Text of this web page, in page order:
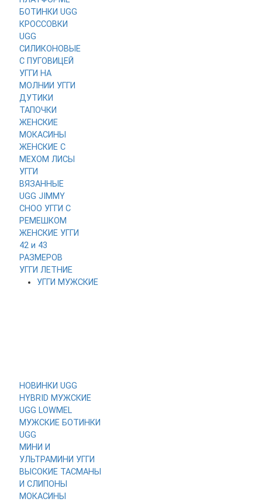
БОТИНКИ UGG
КРОССОВКИ
UGG
СИЛИКОНОВЫЕ
С ПУГОВИЦЕЙ
УГГИ НА
МОЛНИИ УГГИ
ДУТИКИ
ТАПОЧКИ
ЖЕНСКИЕ
МОКАСИНЫ
ЖЕНСКИЕ С
МЕХОМ ЛИСЫ
УГГИ
ВЯЗАННЫЕ
UGG JIMMY
CHOO УГГИ С
РЕМЕШКОМ
ЖЕНСКИЕ УГГИ
42 и 43
РАЗМЕРОВ
УГГИ ЛЕТНИЕ
УГГИ МУЖСКИЕ
НОВИНКИ UGG
HYBRID МУЖСКИЕ
UGG LOWMEL
МУЖСКИЕ БОТИНКИ
UGG
МИНИ И
УЛЬТРАМИНИ УГГИ
ВЫСОКИЕ ТАСМАНЫ
И СЛИПОНЫ
МОКАСИНЫ